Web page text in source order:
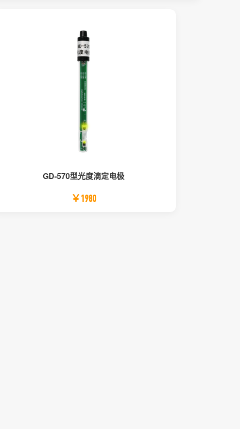
GD-570型光度滴定电极
￥1980